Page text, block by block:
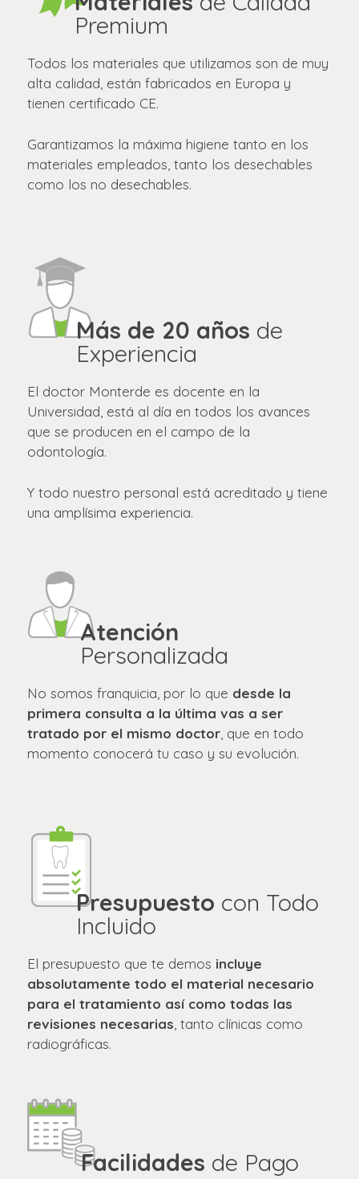
Premium
Todos los materiales que utilizamos son de muy
alta calidad, están fabricados en Europa y
tienen certificado CE.
Garantizamos la máxima higiene tanto en los
materiales empleados, tanto los desechables
como los no desechables.
Más de 20 años de
Experiencia
El doctor Monterde es docente en la
Universidad, está al día en todos los avances
que se producen en el campo de la
odontología.
Y todo nuestro personal está acreditado y tiene
una amplísima experiencia.
Atención
Personalizada
No somos franquicia, por lo que desde la
primera consulta a la última vas a ser
tratado por el mismo doctor , que en todo
momento conocerá tu caso y su evolución.
Presupuesto con Todo
Incluido
El presupuesto que te demos incluye
absolutamente todo el material necesario
para el tratamiento así como todas las
revisiones necesarias , tanto clínicas como
radiográficas.
Facilidades de Pago